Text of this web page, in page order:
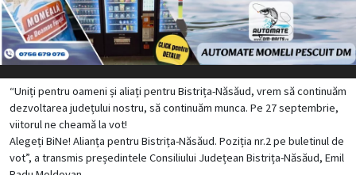
“Uniți pentru oameni și aliați pentru Bistrița-Năsăud, vrem să continuăm
dezvoltarea județului nostru, să continuăm munca. Pe 27 septembrie,
viitorul ne cheamă la vot!
Alegeți BiNe! Alianța pentru Bistrița-Năsăud. Poziția nr.2 pe buletinul de
vot”, a transmis președintele Consiliului Județean Bistrița-Năsăud, Emil